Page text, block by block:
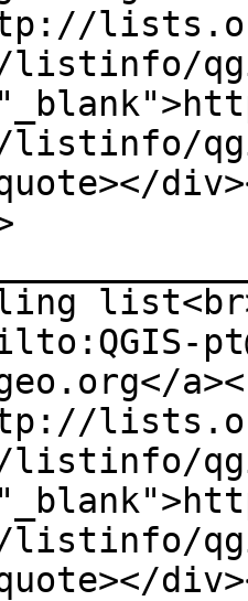
listinfo/
listinfo/
listinfo/
listinfo/